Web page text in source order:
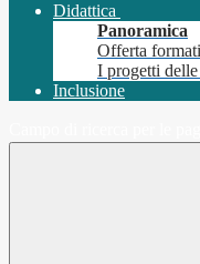
Didattica
Panoramica
Offerta
I progetti delle
Inclusione